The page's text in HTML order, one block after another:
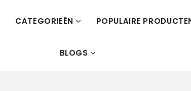
CATEGORIEËN POPULAIRE
BLOGS